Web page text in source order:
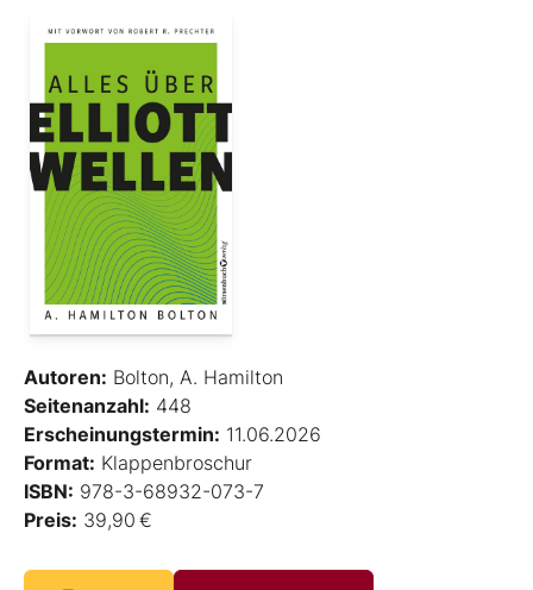
Autoren: Bolton, A. Hamilton
Seitenanzahl: 448
Erscheinungstermin: 11.06.2026
Format: Klappenbroschur
ISBN: 978-3-68932-073-7
Preis: 39,90 €